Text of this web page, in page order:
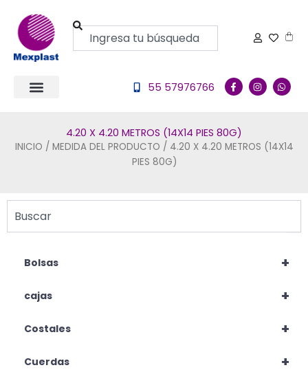
contenido
Buscar
55 57976766 F
a
c
o
o
k
-
I
n
s
a
m
W
h
a
p
4.20 X 4.20 METROS (14X14 PIES 80G)
INICIO / MEDIDA DEL PRODUCTO / 4.20 X 4.20 METROS (14X14
PIES 80G)
+
Bolsas
+
cajas
+
Costales
+
Cuerdas